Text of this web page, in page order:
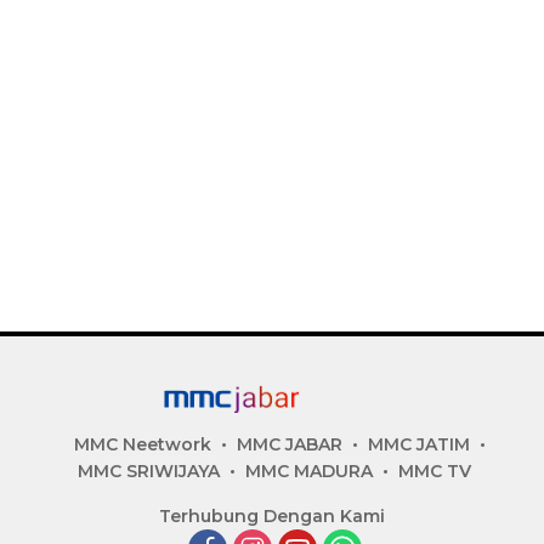
MMC Neetwork MMC JABAR
MMC JATIM
MMC SRIWIJAYA
MMC MADURA MMC TV
Terhubung Dengan Kami